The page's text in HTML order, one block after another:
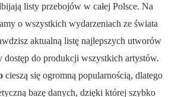
listy przebojów w całej Polsce. Na
o wszystkich wydarzeniach ze świata
aktualną listę najlepszych utworów
dostęp do produkcji wszystkich artystów.
cieszą się ogromną popularnością, dlatego
bazę danych, dzięki której szybko